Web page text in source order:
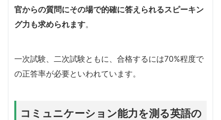
官からの質問にその場で的確に答えられるスピーキン
グ力も求められます。
一次試験、二次試験ともに、合格するには70%程度で
の正答率が必要といわれています。
コミュニケーション能力を測る英語の